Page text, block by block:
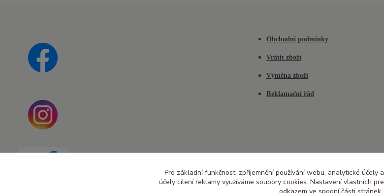
Obchodní podmínky
Vrátit zboží
Výměna zboží
Reklamační řád
Pro základní funkčnost, zpříjemnění používání webu, analytické účely
účely cílení reklamy využíváme soubory cookies. Nastavení vlastních